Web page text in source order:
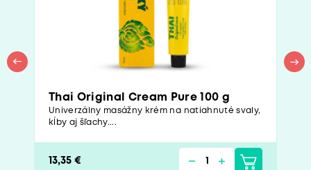
Thai Original Cream Pure 100 g
Univerzálny masážny krém na natiahnuté svaly,
kĺby aj šľachy....
13,35 €